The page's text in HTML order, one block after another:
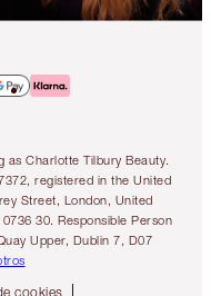
Charlotte Tilbury Beauty.
registered in the United
Street, London, United
30. Responsible Person
Upper, Dublin 7, D07
cookies